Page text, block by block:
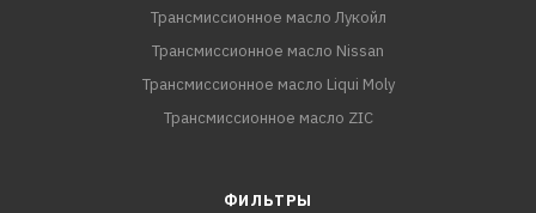
Трансмиссионное масло Лукойл
Трансмиссионное масло Nissan
Трансмиссионное масло Liqui Moly
Трансмиссионное масло ZIC
ФИЛЬТРЫ